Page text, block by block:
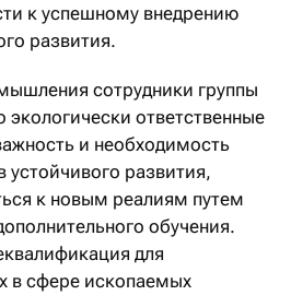
к успешному внедрению
развития.
сотрудники группы
ответственные
и необходимость
устойчивого развития,
к новым реалиям путем
обучения.
для
в сфере ископаемых